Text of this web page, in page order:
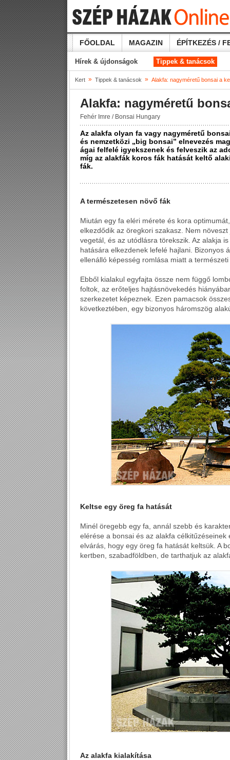
FŐOLDAL MAGAZIN ÉPÍTKEZÉS /
Hírek & újdonságok Tippek & tanácsok
Kert » Tippek & tanácsok » Alakfa: nagyméretű bonsai a
Alakfa: nagyméretű
Fehér Imre / Bonsai Hungary
Az alakfa olyan fa vagy nagyméretű
és nemzetközi „big bonsai” elnevezés
ágai felfelé igyekszenek és felveszik az
míg az alakfák koros fák hatását keltő
fák.
A természetesen növő fák
Miután egy fa eléri mérete és kora
elkezdődik az öregkori szakasz. Nem
vegetál, és az utódlásra törekszik. Az alakja
hatására elkezdenek lefelé hajlani. Bizonyos
ellenálló képesség romlása miatt a
Ebből kialakul egyfajta össze nem függő
foltok, az erőteljes hajtásnövekedés
szerkezetet képeznek. Ezen pamacsok
következtében, egy bizonyos háromszög
Keltse egy öreg fa hatását
Minél öregebb egy fa, annál szebb és
elérése a bonsai és az alakfa
elvárás, hogy egy öreg fa hatását keltsük. A
kertben, szabadföldben, de tarthatjuk az
Az alakfa kialakítása